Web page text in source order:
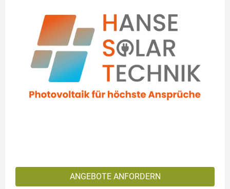
ANGEBOTE ANFORDERN